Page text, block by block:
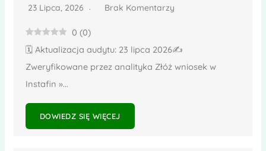
23 Lipca, 2026 Brak Komentarzy
0 (0)
🗓️ Aktualizacja audytu: 23 lipca 2026✍️
Zweryfikowane przez analityka Złóż wniosek w
Instafin »...
DOWIEDZ SIĘ WIĘCEJ